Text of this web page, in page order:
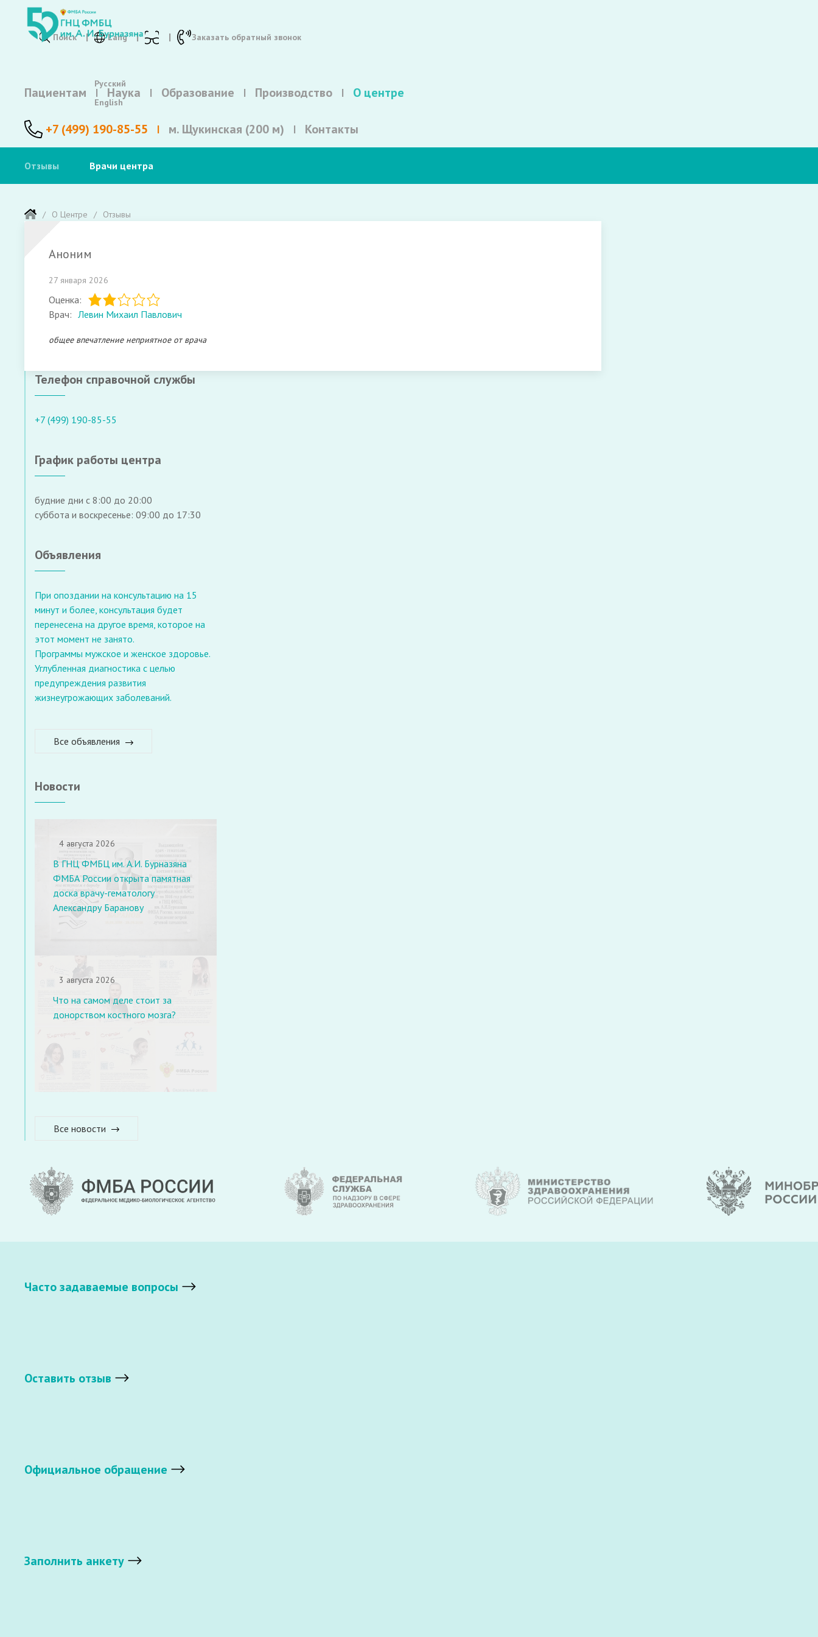
Поиск Lang
Русский
English
Заказать обратный звонок
Пациентам Наука Образование Производство О центре
+7 (499) 190-85-55 м. Щукинская (200 м) Контакты
Отзывы Врачи центра
О Центре Отзывы
Аноним
27 января 2026
Оценка:
Врач: Левин Михаил Павлович
общее впечатление неприятное от врача
Телефон справочной службы
+7 (499) 190-85-55
График работы центра
будние дни с 8:00 до 20:00
суббота и воскресенье: 09:00 до 17:30
Объявления
При опоздании на консультацию на 15
минут и более, консультация будет
перенесена на другое время, которое на
этот момент не занято.
Программы мужское и женское здоровье.
Углубленная диагностика с целью
предупреждения развития
жизнеугрожающих заболеваний.
Все объявления
Новости
4 августа 2026
В ГНЦ ФМБЦ им. А.И. Бурназяна
ФМБА России открыта памятная
доска врачу-гематологу
Александру Баранову
3 августа 2026
Что на самом деле стоит за
донорством костного мозга?
Все новости
Часто задаваемые вопросы
Оставить отзыв
Официальное обращение
Заполнить анкету